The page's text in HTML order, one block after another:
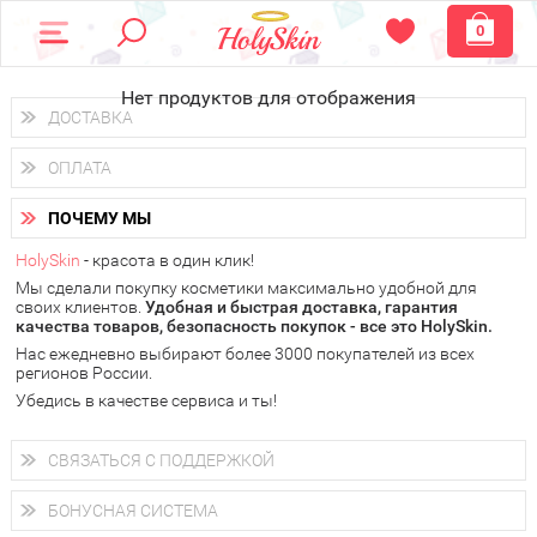
0
Нет продуктов для отображения
ДОСТАВКА
Доставка осуществляетсяпо всем городам России.
Вы можете выбрать доставку курьером, Почтой России или
получить заказ в пунктах выдачи PickPoint или пункте
самовывоза.
В 20 городах России доставка осуществляется ужена
следующий день.
у Вас всегда есть возможность получитьбесплатную
доставку от HolySkin.
подробнее об условиях доставки и оплаты в Вашем городе
ОПЛАТА
Вы можете оплатить свой заказ любым удобным способом:
наличными деньгами (
через интернет-банк (Альфа-банк, Сбербанк) и другими
электронными способами.
ПОЧЕМУ МЫ
HolySkin - красота в один клик!
Мы сделали покупку косметики максимально удобной для
своих клиентов. Удобная и быстрая доставка, гарантия
качества товаров, безопасность покупок - все это HolySkin.
Нас ежедневно выбирают более 3000 покупателей из всех
регионов России.
Убедись в качестве сервиса и ты!
СВЯЗАТЬСЯ С ПОДДЕРЖКОЙ
+7 (800) 707-24-55
Мы будем рады ответить на все Ваши вопросы по работе
магазина, проконсультировать по товарам, рассказать о
БОНУСНАЯ СИСТЕМА